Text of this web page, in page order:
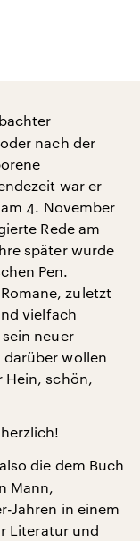
nach der
war er
4. November
Rede am
später wurde
Pen.
zuletzt
vielfach
neuer
darüber wollen
Hein, schön,
die dem Buch
Mann,
Jahren in einem
Literatur und